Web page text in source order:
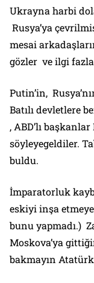
Ukrayna harbi
Rusya’ya
mesai
gözler ve ilgi
Putin’in,
Batılı devletlere
, ABD’lı başkanlar
söyleyegeldiler.
buldu.
İmparatorluk
eskiyi inşa
bunu yapmadı.)
Moskova’ya
bakmayın